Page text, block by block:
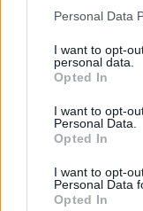
Please note that
not limited to your
grant or deny
use your data for
consent section.
Personal Data
I want to opt-
personal data.
Opted In
I want to opt-
Personal Data.
Opted In
I want to opt-
Personal Data
Opted In
bajnokságát,
Mindez azt is
és a historic
naptárba és a
e indulni a lazább
Az EHRC bajnoki